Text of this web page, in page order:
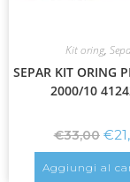
Kit oring,
SEPAR KIT ORING
2000/10
€33,00 €
Aggiungi al